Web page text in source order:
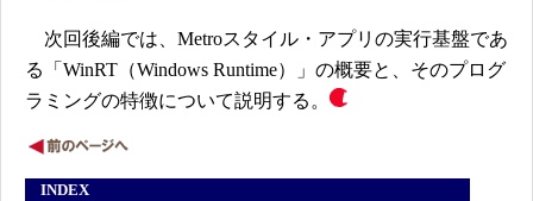
次回後編では、Metroスタイル・アプリの実行基盤であ
る「WinRT（Windows Runtime）」の概要と、そのプログ
ラミングの特徴について説明する。
INDEX